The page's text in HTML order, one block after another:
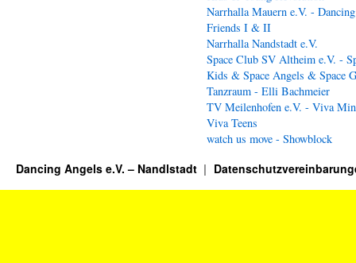
Narrhalla Mauern e.V. - Dancing
Friends I & II
Narrhalla Nandstadt e.V.
Space Club SV Altheim e.V. -
Kids & Space Angels & Space
Tanzraum - Elli Bachmeier
TV Meilenhofen e.V. - Viva
Viva Teens
watch us move - Showblock
Dancing Angels e.V. – Nandlstadt